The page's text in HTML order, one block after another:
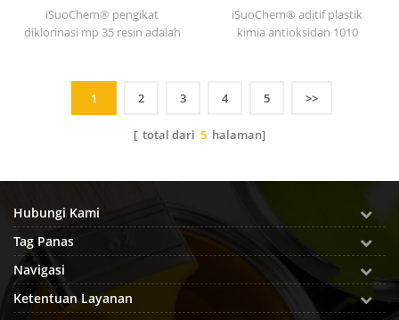
iSuoChem® pengikat
diklorinasi mp 35 resin adalah
untuk mencetak tinta dan cat
anti korosi yang berat.
plastik
iSuoChem® aditif plastik
kimia antioksidan 1010
1 2 3 4 5 >>
[ total dari 5 halaman]
Hubungi Kami
Tag Panas
Navigasi
Ketentuan Layanan